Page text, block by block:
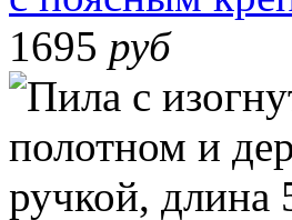
1695 руб